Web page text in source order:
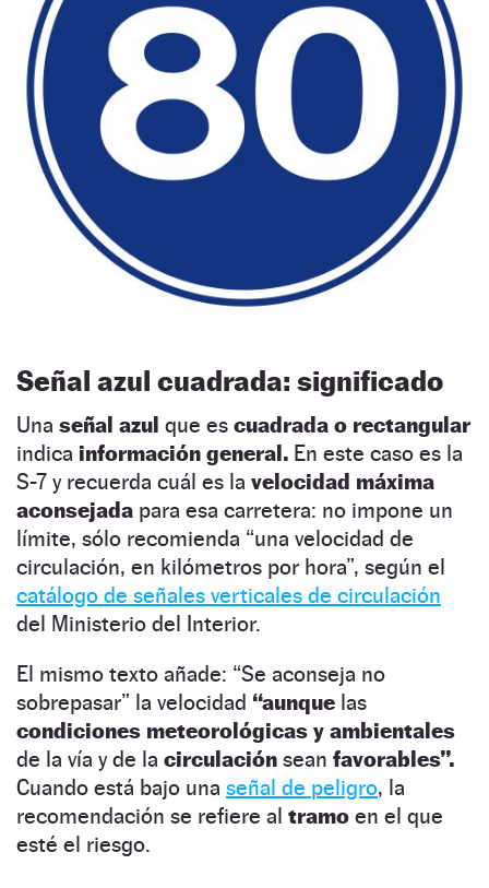
Señal azul cuadrada: significado
Una señal azul que es cuadrada o rectangular
indica información general. En este caso es la
S-7 y recuerda cuál es la velocidad máxima
aconsejada para esa carretera: no impone un
límite, sólo recomienda “una velocidad de
circulación, en kilómetros por hora”, según el
catálogo de señales verticales de circulación
del Ministerio del Interior.
El mismo texto añade: “Se aconseja no
sobrepasar” la velocidad “aunque las
condiciones meteorológicas y ambientales
de la vía y de la circulación sean favorables”.
Cuando está bajo una señal de peligro, la
recomendación se refiere al tramo en el que
esté el riesgo.